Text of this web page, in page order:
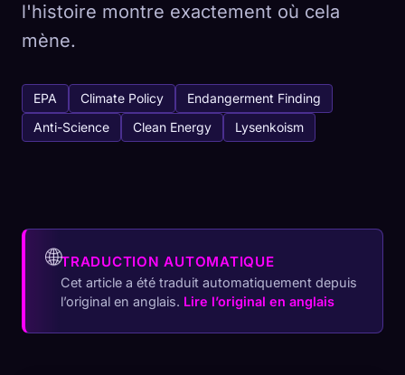
l'histoire montre exactement où cela
mène.
EPA Climate Policy
Endangerment Finding
Anti-Science
Clean Energy Lysenkoism
🌐TRADUCTION AUTOMATIQUE
Cet article a été traduit automatiquement depuis
l’original en anglais. Lire l’original en anglais